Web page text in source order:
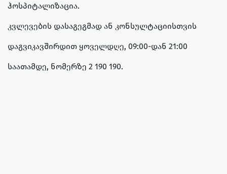
ჰოსპიტალიზაცია.
კვლევების დასაგეგმად ან კონსულტაციისთვის
დაგვიკავშირდით ყოველდღე, 09:00-დან 21:00
საათამდე, ნომერზე 2 190 190.